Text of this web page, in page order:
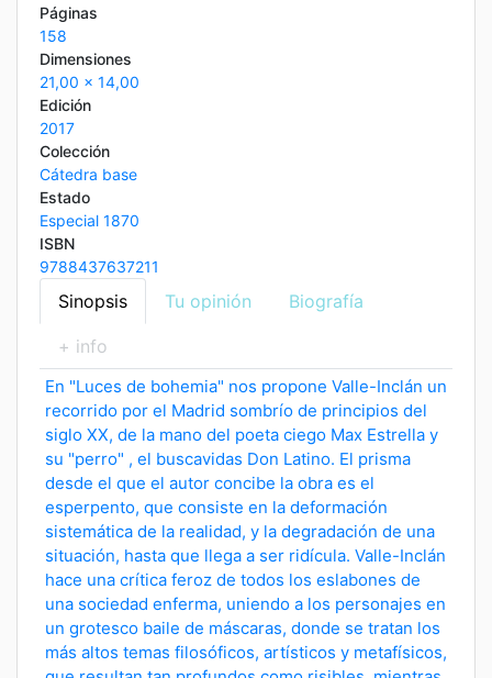
Páginas
158
Dimensiones
21,00 x 14,00
Edición
2017
Colección
Cátedra base
Estado
Especial 1870
ISBN
9788437637211
Sinopsis Tu opinión Biografía
+ info
En "Luces de bohemia" nos propone Valle-Inclán un
recorrido por el Madrid sombrío de principios del
siglo XX, de la mano del poeta ciego Max Estrella y
su "perro" , el buscavidas Don Latino. El prisma
desde el que el autor concibe la obra es el
esperpento, que consiste en la deformación
sistemática de la realidad, y la degradación de una
situación, hasta que llega a ser ridícula. Valle-Inclán
hace una crítica feroz de todos los eslabones de
una sociedad enferma, uniendo a los personajes en
un grotesco baile de máscaras, donde se tratan los
más altos temas filosóficos, artísticos y metafísicos,